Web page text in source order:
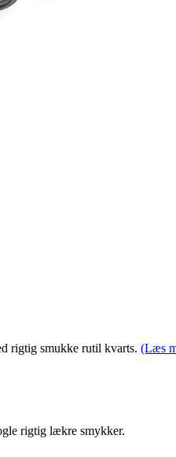
rigtig smukke rutil kvarts. (Læs
rigtig lækre smykker.